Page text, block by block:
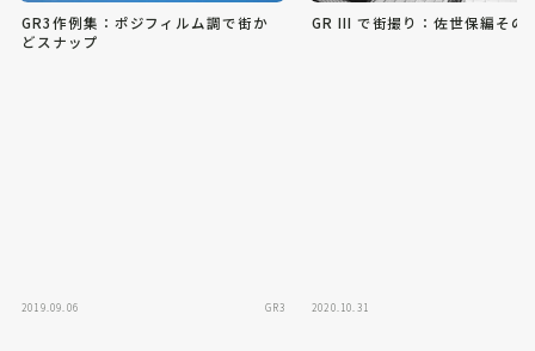
GR3作例集：ポジフィルム調で街か
どスナップ
2019.09.06 GR3
GR III で街撮り：佐世保編そ
2020.10.31